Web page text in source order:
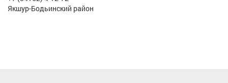
Якшур-Бодьинский район